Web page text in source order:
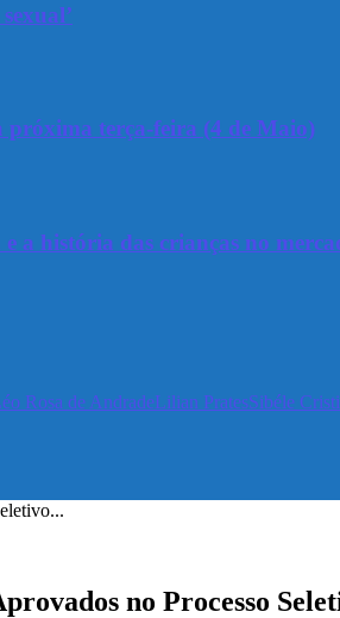
terça-feira (4 de Maio)
a história das crianças no
Rosa de AndradeLilian PratesSibéle
no Processo